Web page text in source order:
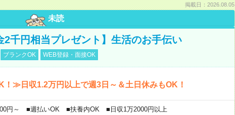
掲載日：2026.08.05
未読
千円相当プレゼント】生活のお手伝い
ブランクOK WEB登録・面接OK
≫日収1.2万円以上で週3日～＆土日休みもOK！
円～ ■週払いOK ■扶養内OK ■日収1万2000円以上